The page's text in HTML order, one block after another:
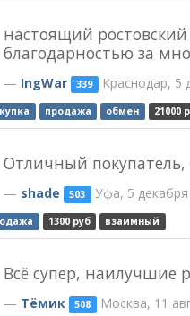
настоящий
благодарностью за
IngWar 339 Краснодар, 5
продажа обмен 21000
Отличный покупатель,
shade 503 Уфа, 5 декабря
1300 руб взаимный
Всё супер, наилучшие
Тёмик 508 Москва, 11